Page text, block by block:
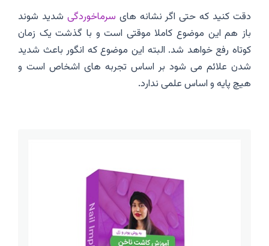
دقت کنید که حتی اگر نشانه های سرماخوردگی شدید شوند
باز هم این موضوع کاملا موقتی است و با گذشت یک زمان
کوتاه رفع خواهد شد. البته این موضوع که انگور باعث شدید
شدن علائم می شود بر اساس تجربه های اشخاص است و
هیچ پایه و اساس علمی ندارد.